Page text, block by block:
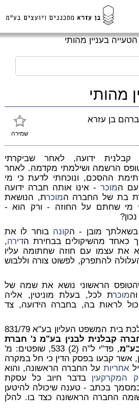
הטעייה בעניין מהותי
מהותי
שמירה
בן עזרא
ידועה, לאחר שביקרתי
הרשמה ושילמתי מקדמה. לאחר
ההסכם, ונוכחתי לדעת כי מי
המוכר - אינו אותה חברה ידועה
בת של החברה המוכרת, הנושאת
מי שחתם על החוזה - ורק הוא -
מובן - הקונה בוחר לו את
כאחד מהשיקולים בבחירת הדירה,
את עצמו עם חוזה שחתומה עליו
להתפרק, לפשוט צורה וללבוש
הראשוני נושא את שמה של
מוכרת לכל, בעלת מוניטין, אליה
לראות בה, בחברה הידועה, צד
המשפט העליון בע"א 831/79
קבלנית לבנין בע"מ נ' חברת
, פד"י ל"ה (2) 533, שופטים: מ'
אשר קבעו בפסק הדין כי חל במקרה
אחריות על החברה הראשונה, והוא
המקרקעין בדבר חיוב כל עסקת
בכתב - טענה שיכולה להיטען
החברה הראשונה כצד בו. להלן